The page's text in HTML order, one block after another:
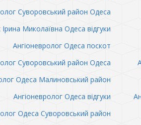
Суворовський район Одеса
Миколаївна Одеса відгуки
Ангіоневролог Одеса поскот
Суворовський район Одеса
Одеса Малиновський район
Ангіоневролог Одеса відгуки
Одеса Суворовський район